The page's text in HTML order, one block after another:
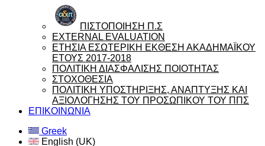
ΠΙΣΤΟΠΟΙΗΣΗ Π.Σ
EXTERNAL EVALUATION
ΕΤΗΣΙΑ ΕΣΩΤΕΡΙΚΗ ΕΚΘΕΣΗ ΑΚΑΔΗΜΑΪΚΟΥ
ΕΤΟΥΣ 2017-2018
ΠΟΛΙΤΙΚΗ ΔΙΑΣΦΑΛΙΣΗΣ ΠΟΙΟΤΗΤΑΣ
ΣΤΟΧΟΘΕΣΙΑ
ΠΟΛΙΤΙΚΗ ΥΠΟΣΤΗΡΙΞΗΣ, ΑΝΑΠΤΥΞΗΣ ΚΑΙ
ΑΞΙΟΛΟΓΗΣΗΣ ΤΟΥ ΠΡΟΣΩΠΙΚΟΥ ΤΟΥ ΠΠΣ
ΕΠΙΚΟΙΝΩΝΙΑ
Greek
English (UK)